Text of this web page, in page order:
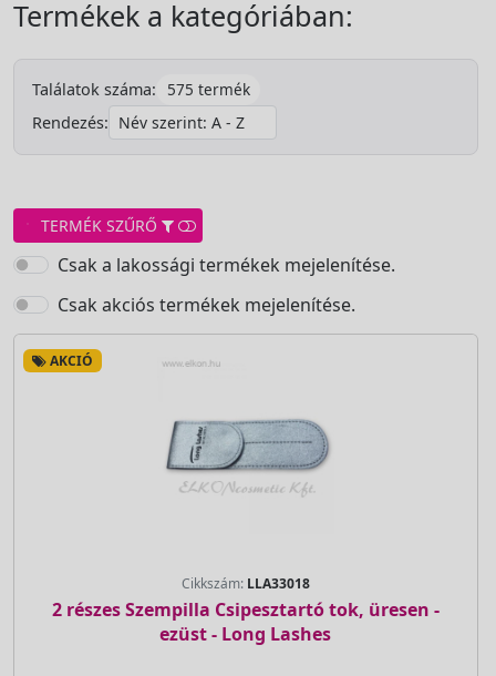
Termékek a kategóriában:
Találatok száma:
575 termék
Rendezés:
TERMÉK SZŰRŐ
Csak a lakossági termékek mejelenítése.
Csak akciós termékek mejelenítése.
AKCIÓ
Cikkszám: LLA33018
2 részes Szempilla Csipesztartó tok, üresen -
ezüst - Long Lashes